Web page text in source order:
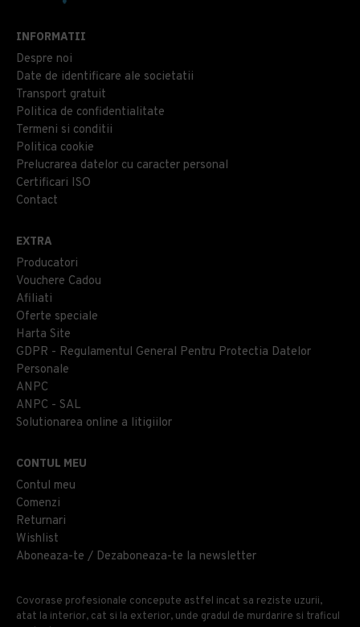
INFORMATII
Despre noi
Date de identificare ale societatii
Transport gratuit
Politica de confidentialitate
Termeni si conditii
Politica cookie
Prelucrarea datelor cu caracter personal
Certificari ISO
Contact
EXTRA
Producatori
Vouchere Cadou
Afiliati
Oferte speciale
Harta Site
GDPR - Regulamentul General Pentru Protectia Datelor
Personale
ANPC
ANPC - SAL
Solutionarea online a litigiilor
CONTUL MEU
Contul meu
Comenzi
Returnari
Wishlist
Aboneaza-te / Dezaboneaza-te la newsletter
Covorase profesionale concepute astfel incat sa reziste uzurii,
atat la interior, cat si la exterior, unde gradul de murdarire si traficul